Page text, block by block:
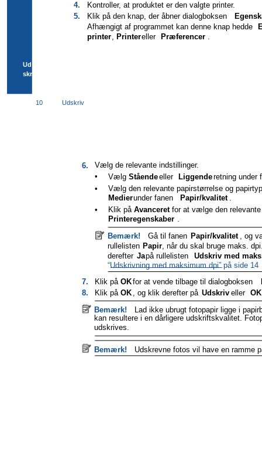
4.
Kontroller, at produktet er den valgte printer.
5.
Klik på den knap, der åbner dialogboksen
Afhængigt af programmet kan denne knap hedde
printer, Printereller Præferencer .
10 Udskriv
Ud
skriv
6.
Vælg de relevante indstillinger.
•
Vælg Ståendeeller Liggenderetning under
•
Vælg den relevante papirstørrelse og
Medierunder fanen Papir/kvalitet .
•
Klik på Avanceret for at vælge den
Printeregenskaber .
Bemærk!
Gå til fanen Papir/kvalitet , og
rullelisten Papir, når du skal bruge maks.
derefter Japå rullelisten
Udskriv med
“Udskrivning med maksimum dpi” på side 14
7.
Klik på OKfor at vende tilbage til dialogboksen
8.
Klik på OK , og klik derefter på Udskriv eller OK
Bemærk!
Lad ikke ubrugt fotopapir ligge i
kan resultere i en dårligere udskriftskvalitet.
udskrives.
Bemærk! Udskrevne fotos vil have en ramme